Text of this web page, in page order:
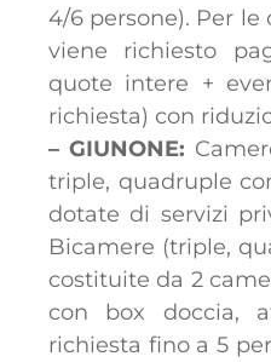
4/6 persone). Per
viene richiesto
quote intere +
richiesta) con
– GIUNONE:
triple, quadruple
dotate di servizi
Bicamere (triple,
costituite da 2
con box doccia,
richiesta fino a 5